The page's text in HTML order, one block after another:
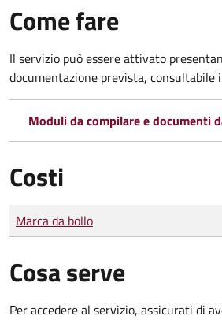
Come fare
Il servizio può essere attivato
documentazione prevista, consultabile
Moduli da compilare e documenti
Costi
Tipo di pagamento
Importo
Marca da bollo
Cosa serve
Per accedere al servizio, assicurati di